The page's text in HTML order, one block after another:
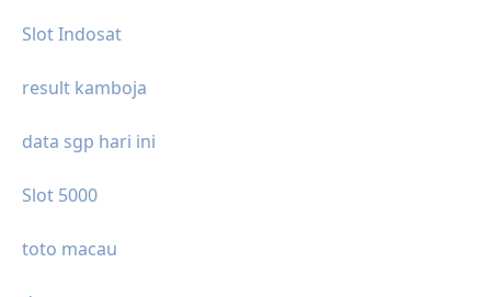
Slot Indosat
result kamboja
data sgp hari ini
Slot 5000
toto macau